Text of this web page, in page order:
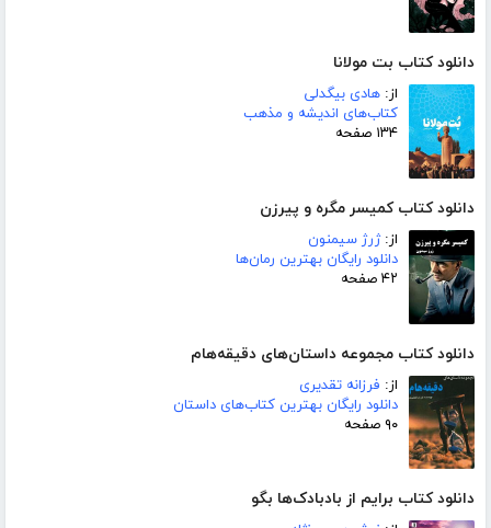
دانلود کتاب بت مولانا
از: هادی بیگدلی
کتاب‌های اندیشه و مذهب
۱۳۴ صفحه
دانلود کتاب کمیسر مگره و پیرزن
از:ژرژ سیمنون
دانلود رایگان بهترین رمان‌ها
۴۲ صفحه
دانلود کتاب مجموعه داستان‌های دقیقه‌هام
از: فرزانه تقدیری
دانلود رایگان بهترین کتاب‌های داستان
۹۰ صفحه
دانلود کتاب برایم از بادبادک‌ها بگو